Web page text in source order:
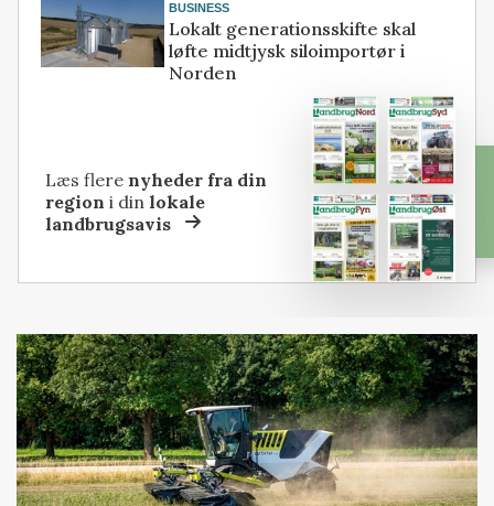
BUSINESS
Lokalt generationsskifte skal
løfte midtjysk siloimportør i
Norden
Læs flere nyheder fra din
region i dinlokale
landbrugsavis